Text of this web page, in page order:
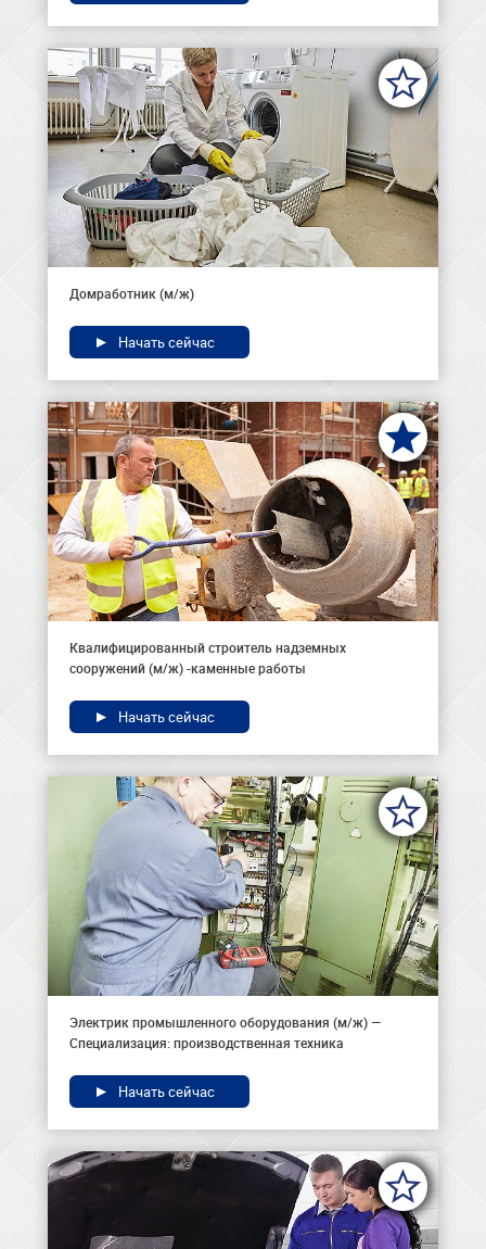
Домработник (м/ж)
Начать сейчас
Квалифицированный строитель надземных
сооружений (м/ж) -каменные работы
Начать сейчас
Электрик промышленного оборудования (м/ж) —
Специализация: производственная техника
Начать сейчас